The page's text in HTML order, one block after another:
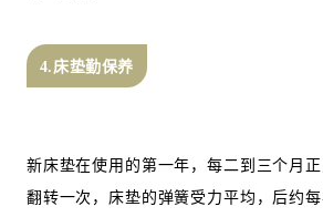
4.床垫勤保养
新床垫在使用的第一年，每二到三个月
翻转一次，床垫的弹簧受力平均，后约每